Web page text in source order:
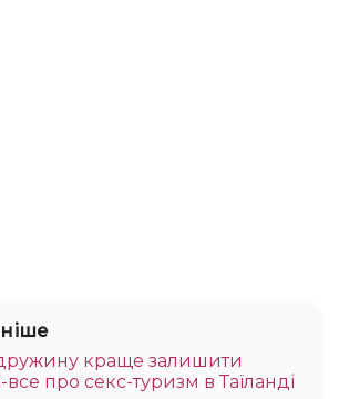
краще залишити
про секс-туризм в Таїланді